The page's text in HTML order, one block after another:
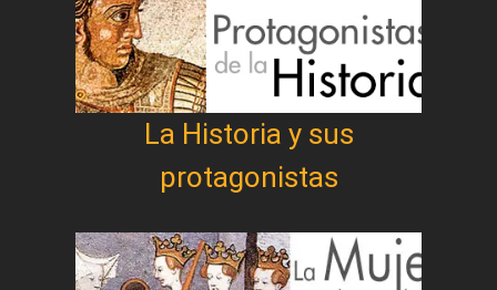
La Historia y sus
protagonistas